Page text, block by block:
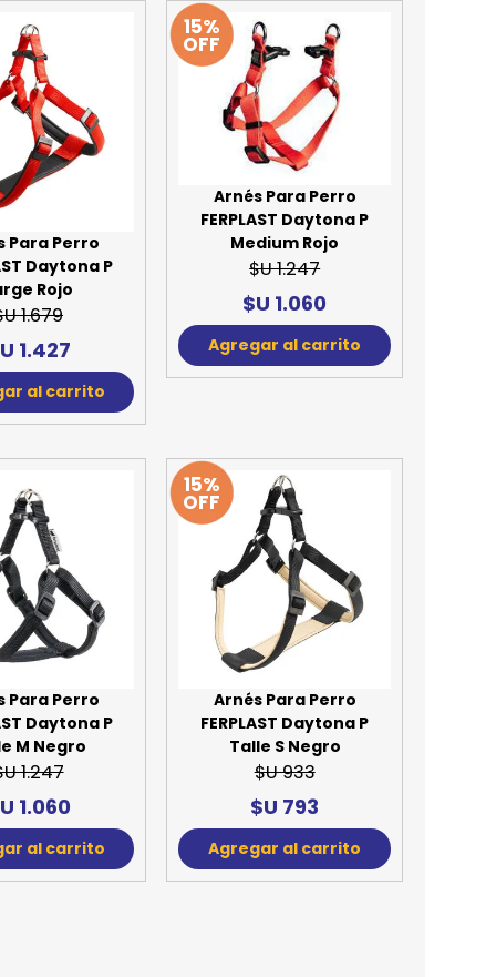
Para Perro
Daytona P
Rojo
1.679
1.427
al carrito
15%
OFF
Arnés Para Perro
FERPLAST Daytona P
Medium Rojo
$U 1.247
$U 1.060
Agregar al carrito
Para Perro
Daytona P
M Negro
1.247
1.060
al carrito
15%
OFF
Arnés Para Perro
FERPLAST Daytona P
Talle S Negro
$U 933
$U 793
Agregar al carrito